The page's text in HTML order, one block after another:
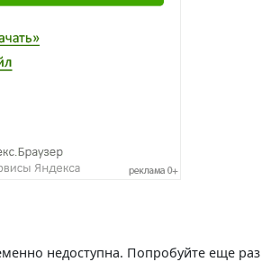
недоступна. Попробуйте еще раз